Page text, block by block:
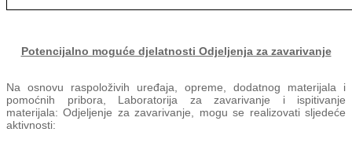
Potencijalno moguće djelatnosti Odjeljenja za zavarivanje
Na osnovu raspoloživih uređaja, opreme, dodatnog materijala i
pomoćnih pribora, Laboratorija za zavarivanje i ispitivanje
materijala: Odjeljenje za zavarivanje, mogu se realizovati sljedeće
aktivnosti: